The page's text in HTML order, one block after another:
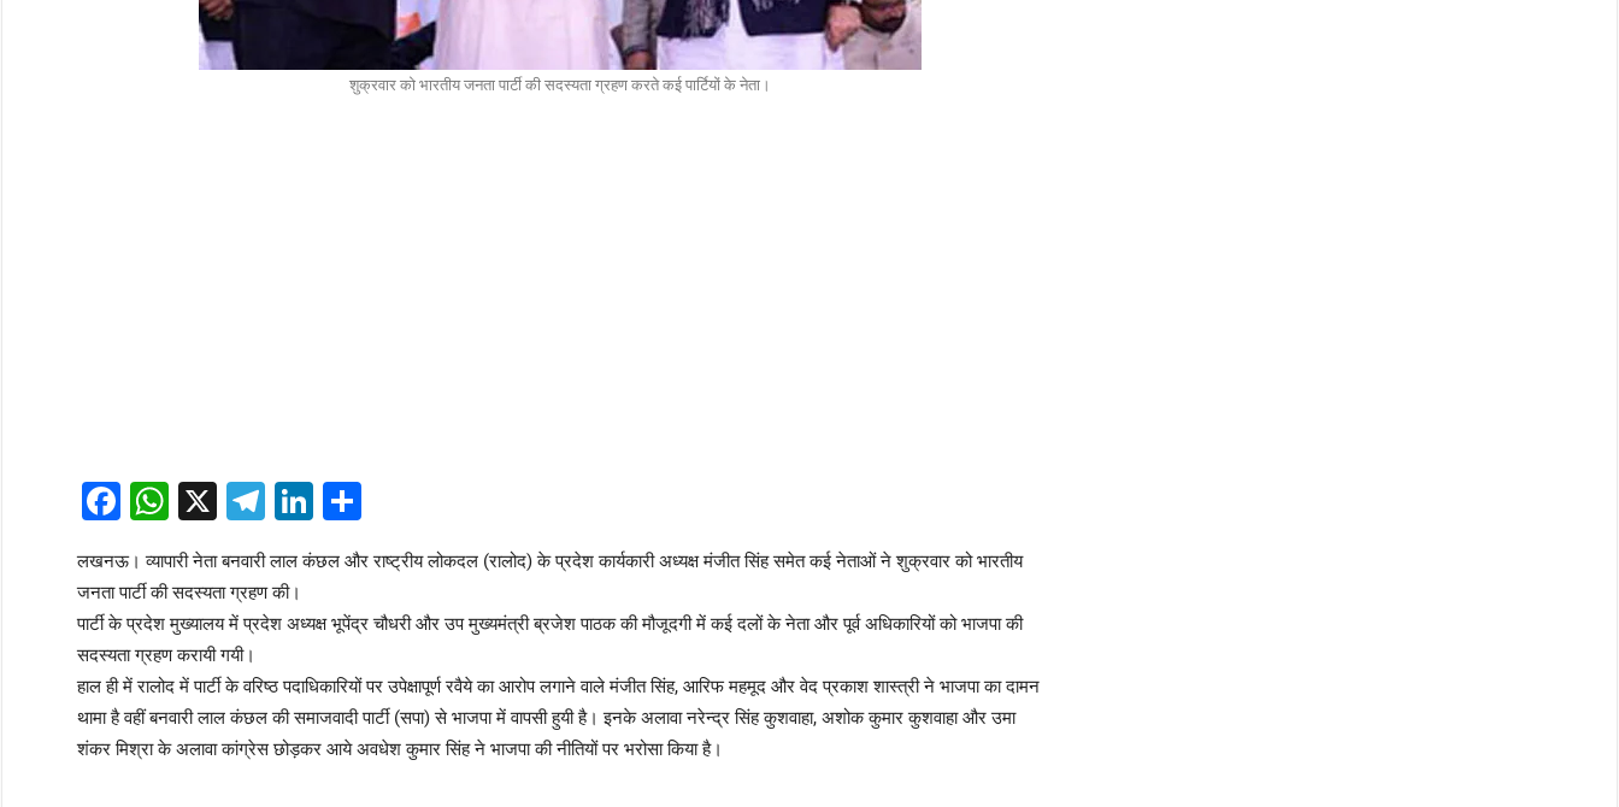
शुक्रवार को भारतीय जनता पार्टी की सदस्यता ग्रहण करते कई पार्टियों के नेता।
Facebook
WhatsApp
X Telegram
LinkedIn
Share
लखनऊ। व्यापारी नेता बनवारी लाल कंछल और राष्ट्रीय लोकदल (रालोद) के प्रदेश कार्यकारी अध्यक्ष मंजीत सिंह समेत कई नेताओं ने शुक्रवार को भारतीय
जनता पार्टी की सदस्यता ग्रहण की।
पार्टी के प्रदेश मुख्यालय में प्रदेश अध्यक्ष भूपेंद्र चौधरी और उप मुख्यमंत्री ब्रजेश पाठक की मौजूदगी में कई दलों के नेता और पूर्व अधिकारियों को भाजपा की
सदस्यता ग्रहण करायी गयी।
हाल ही में रालोद में पार्टी के वरिष्ठ पदाधिकारियों पर उपेक्षापूर्ण रवैये का आरोप लगाने वाले मंजीत सिंह, आरिफ महमूद और वेद प्रकाश शास्त्री ने भाजपा का दामन
थामा है वहीं बनवारी लाल कंछल की समाजवादी पार्टी (सपा) से भाजपा में वापसी हुयी है। इनके अलावा नरेन्द्र सिंह कुशवाहा, अशोक कुमार कुशवाहा और उमा
शंकर मिश्रा के अलावा कांग्रेस छोड़कर आये अवधेश कुमार सिंह ने भाजपा की नीतियों पर भरोसा किया है।